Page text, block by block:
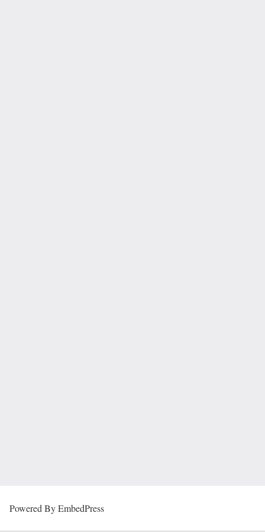
Powered By EmbedPress